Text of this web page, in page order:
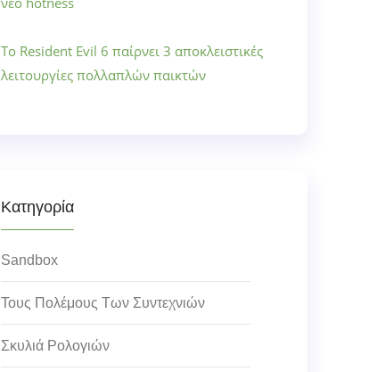
Το Resident Evil 6 παίρνει 3 αποκλειστικές
λειτουργίες πολλαπλών παικτών
Κατηγορία
Sandbox
Τους Πολέμους Των Συντεχνιών
Σκυλιά Ρολογιών